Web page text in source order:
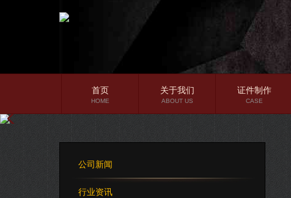
首页
HOME
关于我们
ABOUT US
证件制作
CASE
公司新闻
行业资讯